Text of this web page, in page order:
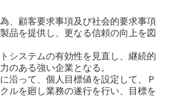
、顧客要求事項及び社会的要求事項
品を提供し、更なる信頼の向上を図
システムの有効性を見直し、継続的
のある強い企業となる。
沿って、個人目標値を設定して、Ｐ
ルを廻し業務の遂行を行い、目標を